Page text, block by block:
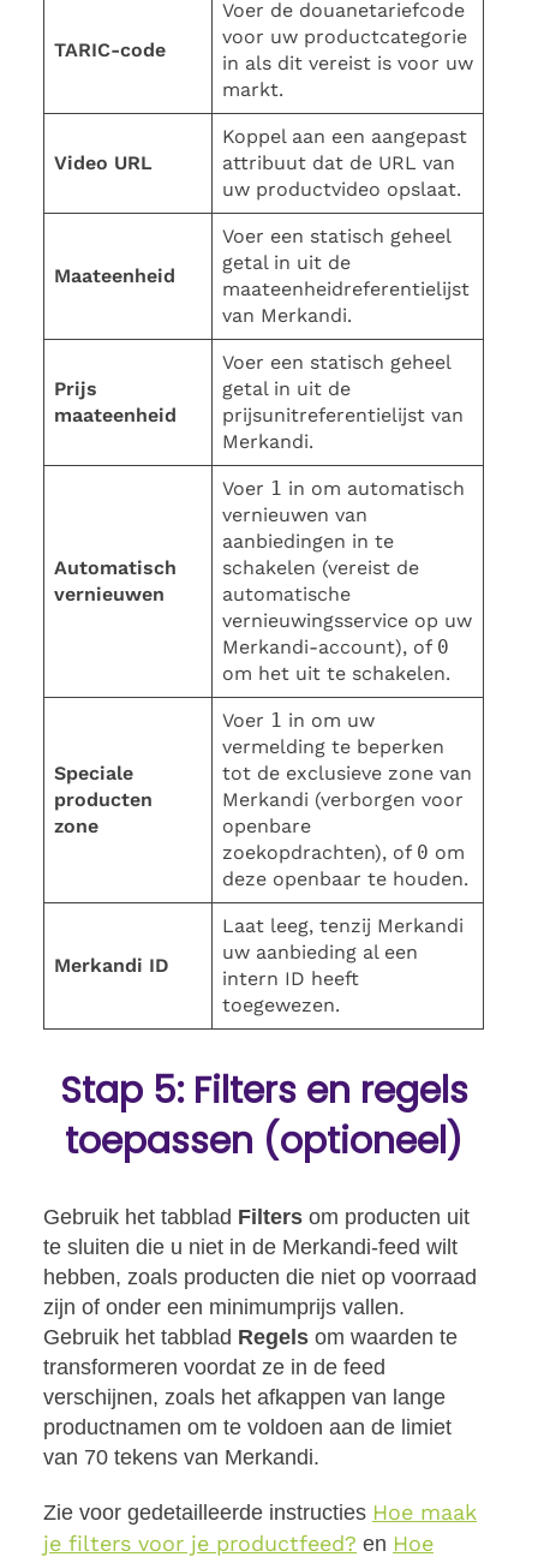
TARIC-code
Voer de douanetariefcode
voor uw productcategorie
in als dit vereist is voor uw
markt.
Video URL
Koppel aan een aangepast
attribuut dat de URL van
uw productvideo opslaat.
Maateenheid
Voer een statisch geheel
getal in uit de
maateenheidreferentielijst
van Merkandi.
Prijs
maateenheid
Voer een statisch geheel
getal in uit de
prijsunitreferentielijst van
Merkandi.
Automatisch
vernieuwen
Voer 1 in om automatisch
vernieuwen van
aanbiedingen in te
schakelen (vereist de
automatische
vernieuwingsservice op uw
Merkandi-account), of 0
om het uit te schakelen.
Speciale
producten
zone
Voer 1 in om uw
vermelding te beperken
tot de exclusieve zone van
Merkandi (verborgen voor
openbare
zoekopdrachten), of 0 om
deze openbaar te houden.
Merkandi ID
Laat leeg, tenzij Merkandi
uw aanbieding al een
intern ID heeft
toegewezen.
Stap 5: Filters en regels
toepassen (optioneel)
Gebruik het tabblad Filters om producten uit
te sluiten die u niet in de Merkandi-feed wilt
hebben, zoals producten die niet op voorraad
zijn of onder een minimumprijs vallen.
Gebruik het tabblad Regels om waarden te
transformeren voordat ze in de feed
verschijnen, zoals het afkappen van lange
productnamen om te voldoen aan de limiet
van 70 tekens van Merkandi.
Zie voor gedetailleerde instructies Hoe maak
je filters voor je productfeed? en Hoe